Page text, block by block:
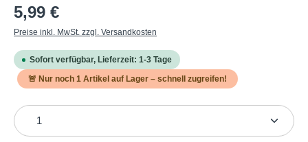
Regulärer Preis:
5,99 €
Preise inkl. MwSt. zzgl. Versandkosten
Sofort verfügbar, Lieferzeit: 1-3 Tage
🚨 Nur noch 1 Artikel auf Lager – schnell zugreifen!
Produkt Anzahl: Gib den gewünschten Wert ein